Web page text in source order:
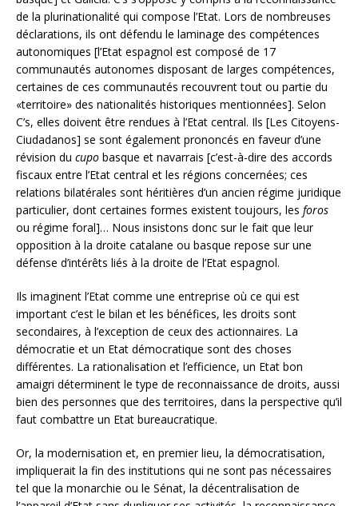
de la plurinationalité qui compose l’Etat. Lors de nombreuses
déclarations, ils ont défendu le laminage des compétences
autonomiques [l’Etat espagnol est composé de 17
communautés autonomes disposant de larges compétences,
certaines de ces communautés recouvrent tout ou partie du
«territoire» des nationalités historiques mentionnées]. Selon
C’s, elles doivent être rendues à l’Etat central. Ils [Les Citoyens-
Ciudadanos] se sont également prononcés en faveur d’une
révision du cupo basque et navarrais [c’est-à-dire des accords
fiscaux entre l’Etat central et les régions concernées; ces
relations bilatérales sont héritières d’un ancien régime juridique
particulier, dont certaines formes existent toujours, les foros
ou régime foral]… Nous insistons donc sur le fait que leur
opposition à la droite catalane ou basque repose sur une
défense d’intérêts liés à la droite de l’Etat espagnol.
Ils imaginent l’Etat comme une entreprise où ce qui est
important c’est le bilan et les bénéfices, les droits sont
secondaires, à l’exception de ceux des actionnaires. La
démocratie et un Etat démocratique sont des choses
différentes. La rationalisation et l’efficience, un Etat bon
amaigri déterminent le type de reconnaissance de droits, aussi
bien des personnes que des territoires, dans la perspective qu’il
faut combattre un Etat bureaucratique.
Or, la modernisation et, en premier lieu, la démocratisation,
impliquerait la fin des institutions qui ne sont pas nécessaires
tel que la monarchie ou le Sénat, la décentralisation de